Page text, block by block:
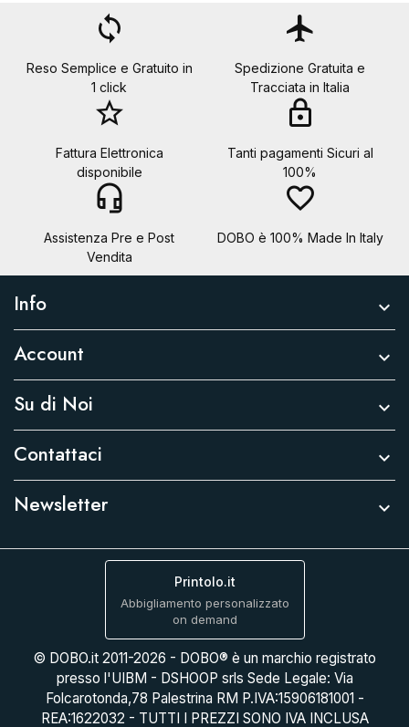
loop
Reso Semplice e Gratuito in
1 click
flight
Spedizione Gratuita e
Tracciata in Italia
star_border
Fattura Elettronica
disponibile
lock
Tanti pagamenti Sicuri al
100%
headset_mic
Assistenza Pre e Post
Vendita
favorite_border
DOBO è 100% Made In Italy
Info 
Account 
Su di Noi 
Contattaci 
Newsletter 
Printolo.it
Abbigliamento personalizzato
on demand
© DOBO.it 2011-2026 - DOBO® è un marchio registrato
presso l'UIBM - DSHOOP srls Sede Legale: Via
Folcarotonda,78 Palestrina RM P.IVA:15906181001 -
REA:1622032 - TUTTI I PREZZI SONO IVA INCLUSA